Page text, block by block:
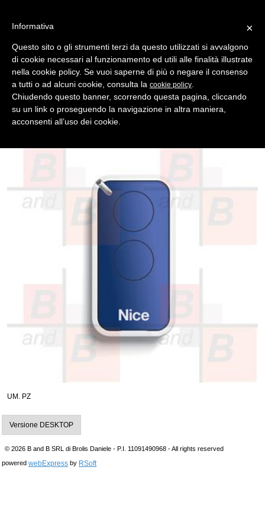
Indietro
TELECOMANDI ROLLING CODE > NICE
telecomando nice era inti 2 canali blue 433,92 rollingcode
Telecomando cancello NICE ERA INTI, 2 canali, rolling code
UM. PZ
Versione DESKTOP
© 2026 B and B SRL di Brolis Daniele - P.I. 11091490968 - All rights reserved
powered webExpress by RSoft
×
Informativa
Questo sito o gli strumenti terzi da questo utilizzati si avvalgono
di cookie necessari al funzionamento ed utili alle finalità illustrate
nella cookie policy. Se vuoi saperne di più o negare il consenso
a tutti o ad alcuni cookie, consulta la cookie policy
Chiudendo questo banner, scorrendo questa pagina, cliccando
su un link o proseguendo la navigazione in altra maniera,
acconsenti all’uso dei cookie.